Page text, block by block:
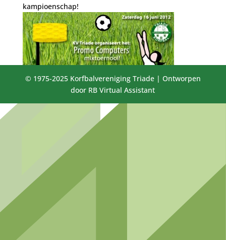
kampioenschap!
© 1975-2025 Korfbalvereniging Triade | Ontworpen
door RB Virtual Assistant